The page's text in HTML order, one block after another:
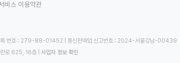
비스 이용약관
록 번호 : 279-88-01452 | 통신판매업 신고번호 : 2024-서울강남-00439
란로 625, 16층
사업자 정보 확인